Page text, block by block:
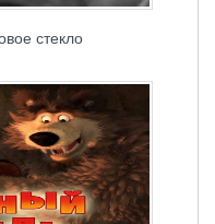
стекло